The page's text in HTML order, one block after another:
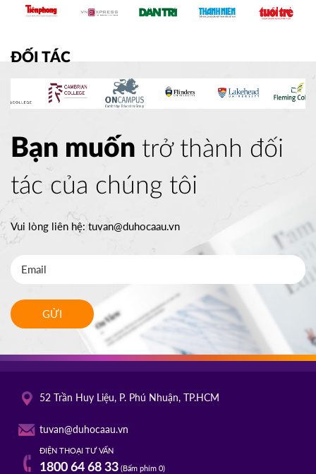
ĐỐI TÁC
Bạn muốn trở thành đối
tác của chúng tôi
Vui lòng liên hệ:tuvan@duhocaau.vn
GỬI
52 Trần Huy Liệu, P. Phú Nhuận, TP.HCM
tuvan@duhocaau.vn
ĐIỆN THOẠI TƯ VẤN
1800 64 68 33(Bấm phím 0)